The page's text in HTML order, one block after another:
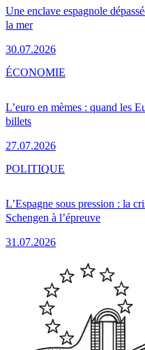
Une enclave espagnole
la mer
30.07.2026
L’euro en mèmes : quand les
billets
27.07.2026
ÉCONOMIE
L’Espagne sous pression : la
Schengen à l’épreuve
31.07.2026
POLITIQUE